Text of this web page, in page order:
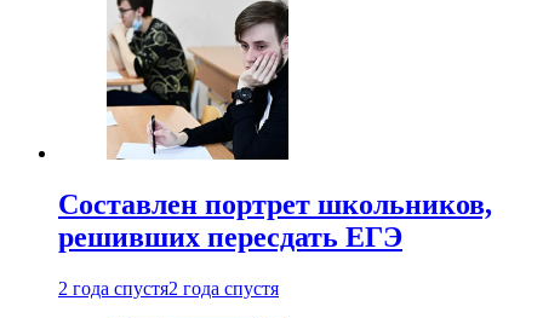
Составлен портрет школьников,
решивших пересдать ЕГЭ
2 года спустя2 года спустя